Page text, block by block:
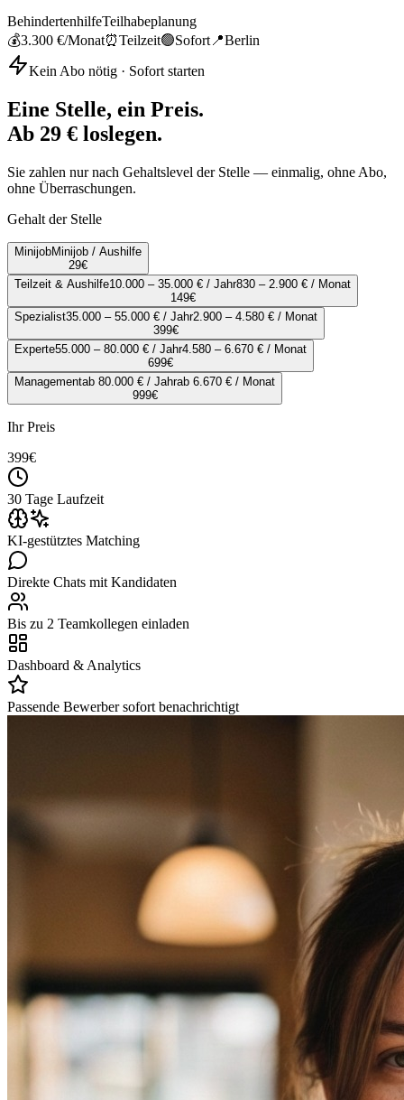
BehindertenhilfeTeilhabeplanung
💰3.300 €/Monat⏰Teilzeit🟢Sofort 📍Berlin
Kein Abo nötig · Sofort starten
Eine Stelle, ein Preis.
Ab 29 € loslegen.
Sie zahlen nur nach Gehaltslevel der Stelle — einmalig, ohne Abo,
ohne Überraschungen.
Gehalt der Stelle
MinijobMinijob / Aushilfe
29€
Teilzeit & Aushilfe10.000 – 35.000 € / Jahr830 – 2.900 € / Monat
149€
Spezialist35.000 – 55.000 € / Jahr2.900 – 4.580 € / Monat
399€
Experte55.000 – 80.000 € / Jahr4.580 – 6.670 € / Monat
699€
Managementab 80.000 € / Jahrab 6.670 € / Monat
999€
Ihr Preis
399€
30 Tage Laufzeit
KI-gestütztes Matching
Direkte Chats mit Kandidaten
Bis zu 2 Teamkollegen einladen
Dashboard & Analytics
Passende Bewerber sofort benachrichtigt